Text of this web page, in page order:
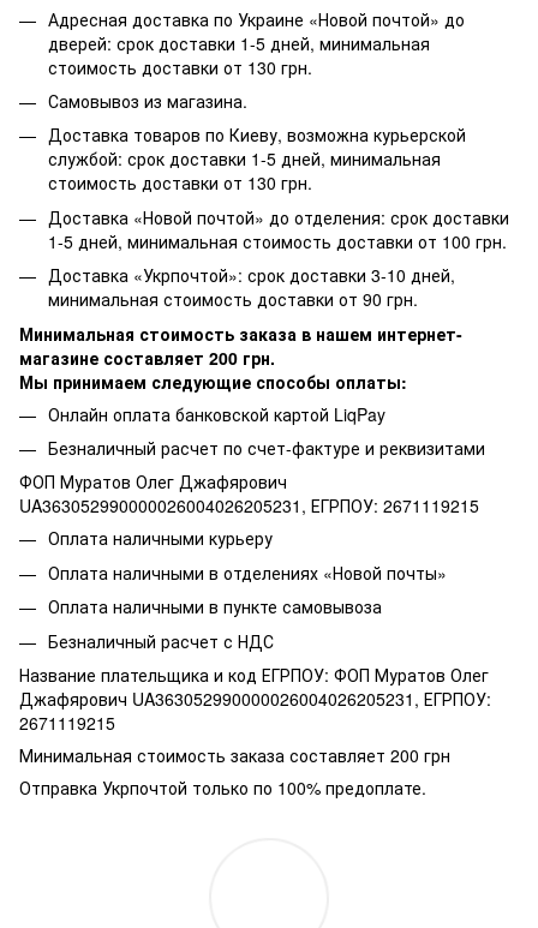
Адресная доставка по Украине «Новой почтой» до
дверей: срок доставки 1-5 дней, минимальная
стоимость доставки от 130 грн.
Самовывоз из магазина.
Доставка товаров по Киеву, возможна курьерской
службой: срок доставки 1-5 дней, минимальная
стоимость доставки от 130 грн.
Доставка «Новой почтой» до отделения: срок доставки
1-5 дней, минимальная стоимость доставки от 100 грн.
Доставка «Укрпочтой»: срок доставки 3-10 дней,
минимальная стоимость доставки от 90 грн.
Минимальная стоимость заказа в нашем интернет-
магазине составляет 200 грн.
Мы принимаем следующие способы оплаты:
Онлайн оплата банковской картой LiqPay
Безналичный расчет по счет-фактуре и реквизитами
ФОП Муратов Олег Джафярович
UA363052990000026004026205231, ЕГРПОУ: 2671119215
Оплата наличными курьеру
Оплата наличными в отделениях «Новой почты»
Оплата наличными в пункте самовывоза
Безналичный расчет с НДС
Название плательщика и код ЕГРПОУ: ФОП Муратов Олег
Джафярович UA363052990000026004026205231, ЕГРПОУ:
2671119215
Минимальная стоимость заказа составляет 200 грн
Отправка Укрпочтой только по 100% предоплате.